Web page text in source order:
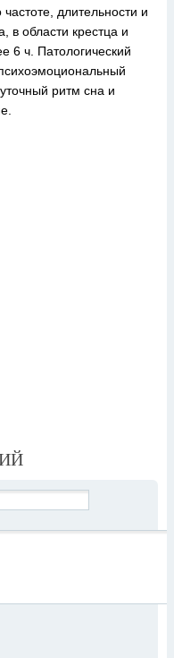
длительности и
в области крестца и
6 ч. Патологический
ритм сна и